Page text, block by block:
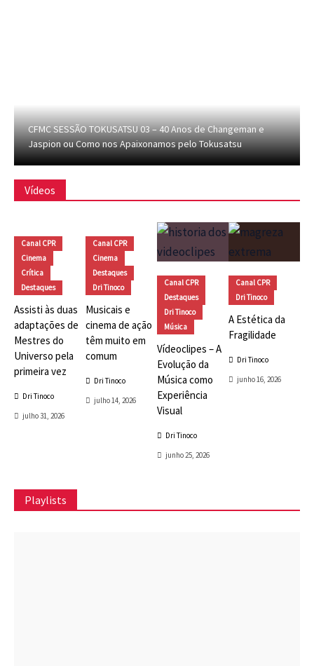
CFMC SESSÃO TOKUSATSU 03 – 40 Anos de Changeman e
Jaspion ou Como nos Apaixonamos pelo Tokusatsu
Vídeos
Canal CPR
Cinema
Crítica
Destaques
Assisti às duas
adaptações de
Mestres do
Universo pela
primeira vez
Dri Tinoco
julho 31, 2026
Canal CPR
Cinema
Destaques
Dri Tinoco
Musicais e
cinema de ação
têm muito em
comum
Dri Tinoco
julho 14, 2026
Canal CPR
Destaques
Dri Tinoco
Música
Vídeoclipes – A
Evolução da
Música como
Experiência
Visual
Dri Tinoco
junho 25, 2026
Canal CPR
Dri Tinoco
A Estética da
Fragilidade
Dri Tinoco
junho 16, 2026
Playlists